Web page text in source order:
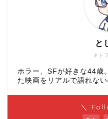
ネト
と
ホラー、SFが好きな44歳
た映画をリアルで語れな
＼